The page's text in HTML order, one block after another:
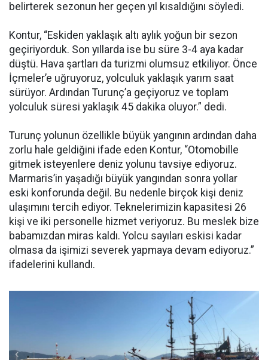
belirterek sezonun her geçen yıl kısaldığını söyledi.
Kontur, “Eskiden yaklaşık altı aylık yoğun bir sezon
geçiriyorduk. Son yıllarda ise bu süre 3-4 aya kadar
düştü. Hava şartları da turizmi olumsuz etkiliyor. Önce
İçmeler’e uğruyoruz, yolculuk yaklaşık yarım saat
sürüyor. Ardından Turunç’a geçiyoruz ve toplam
yolculuk süresi yaklaşık 45 dakika oluyor.” dedi.
Turunç yolunun özellikle büyük yangının ardından daha
zorlu hale geldiğini ifade eden Kontur, “Otomobille
gitmek isteyenlere deniz yolunu tavsiye ediyoruz.
Marmaris’in yaşadığı büyük yangından sonra yollar
eski konforunda değil. Bu nedenle birçok kişi deniz
ulaşımını tercih ediyor. Teknelerimizin kapasitesi 26
kişi ve iki personelle hizmet veriyoruz. Bu meslek bize
babamızdan miras kaldı. Yolcu sayıları eskisi kadar
olmasa da işimizi severek yapmaya devam ediyoruz.”
ifadelerini kullandı.